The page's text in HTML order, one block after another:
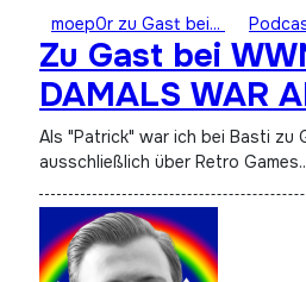
moep0r zu Gast bei...
Zu Gast bei
DAMALS WAR
T0LLER
Als "Patrick" war ich bei Basti zu Gast und wir sprachen
ausschließlich über Retro